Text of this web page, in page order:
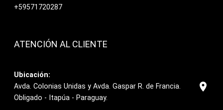
+59571720287
ATENCIÓN AL CLIENTE
Ubicación:
Avda. Colonias Unidas y Avda. Gaspar R. de Francia.
Obligado - Itapúa - Paraguay.
location_on